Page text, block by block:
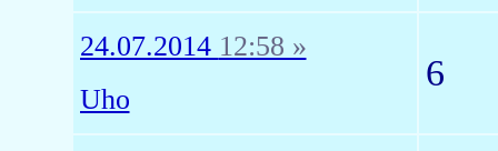
24.07.2014 12:58 »
Uho
6